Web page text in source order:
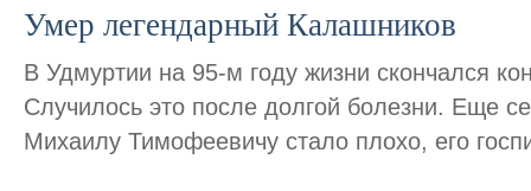
Умер легендарный Калашников
В Удмуртии на 95-м году жизни скончался
Случилось это после долгой болезни. Еще
Михаилу Тимофеевичу стало плохо, его